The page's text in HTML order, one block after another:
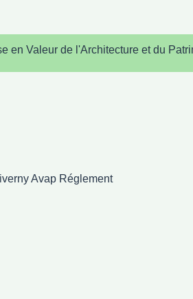
en Valeur de l'Architecture et du
Avap Réglement